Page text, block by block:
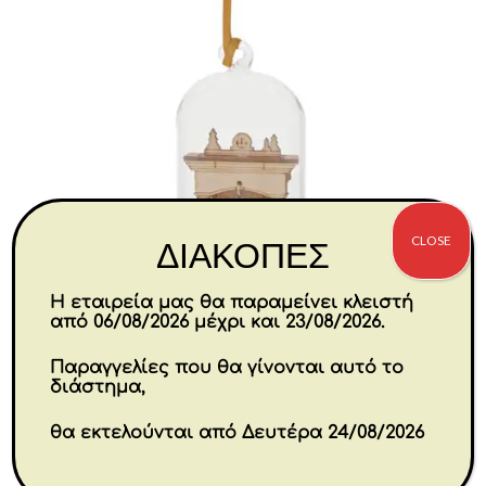
Santa Please Stop Here Hanging
€22.40
Original
€17.92Η
ΔΙΑΚΟΠΕΣ
Η εταιρεία μας θα παραμείνει κλειστή
από 06/08/2026 μέχρι και 23/08/2026.
Παραγγελίες που θα γίνονται αυτό το
διάστημα,
θα εκτελούνται από Δευτέρα 24/08/2026
CLOSE